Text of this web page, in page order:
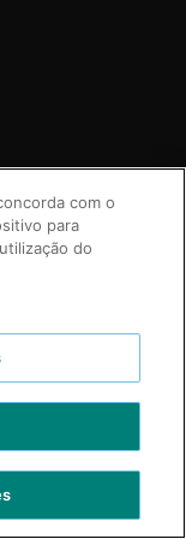
reservados.
com o
para
do